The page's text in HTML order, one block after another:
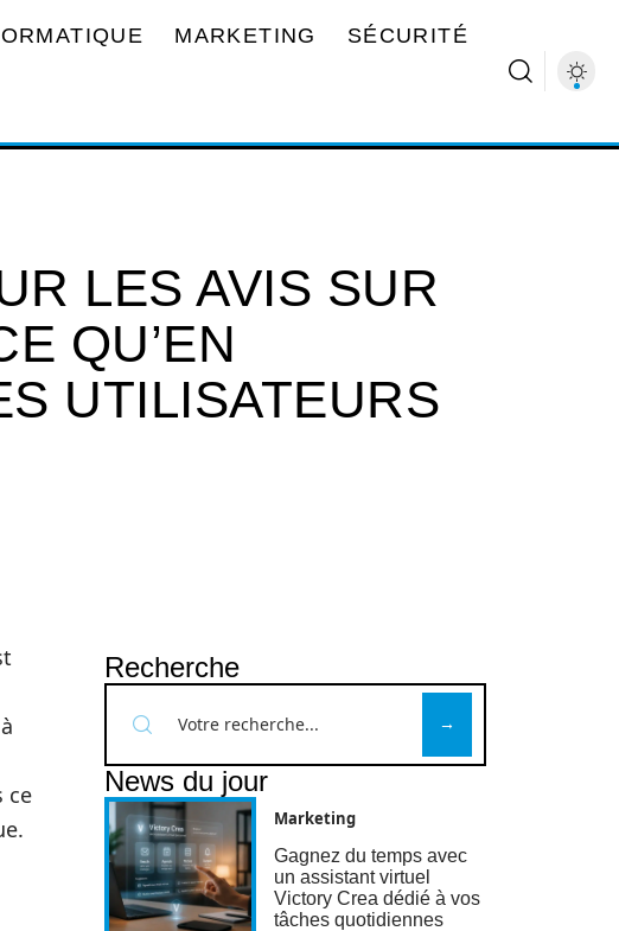
MARKETING SÉCURITÉ
LES AVIS SUR
QU’EN
UTILISATEURS
ce
Recherche
News du jour
Marketing
Gagnez du temps avec
un assistant virtuel
Victory Crea dédié à vos
tâches quotidiennes